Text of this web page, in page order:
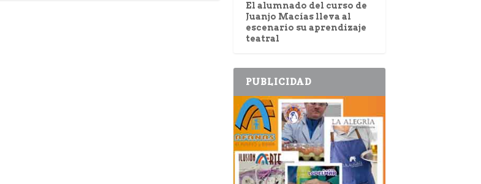
El alumnado del curso de
Juanjo Macías lleva al
escenario su aprendizaje
teatral
PUBLICIDAD